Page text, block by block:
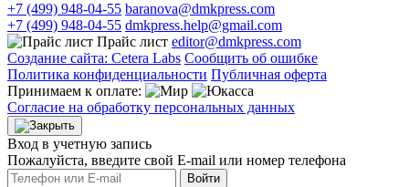
+7 (499) 948-04-55 baranova@dmkpress.com
+7 (499) 948-04-55 dmkpress.help@gmail.com
Прайс лист editor@dmkpress.com
Создание сайта: Cetera Labs Сообщить об ошибке
Политика конфиденциальности Публичная оферта
Принимаем к оплате:
Согласие на обработку персональных данных
Вход в учетную запись
Пожалуйста, введите свой E‑mail или номер телефона
Войти